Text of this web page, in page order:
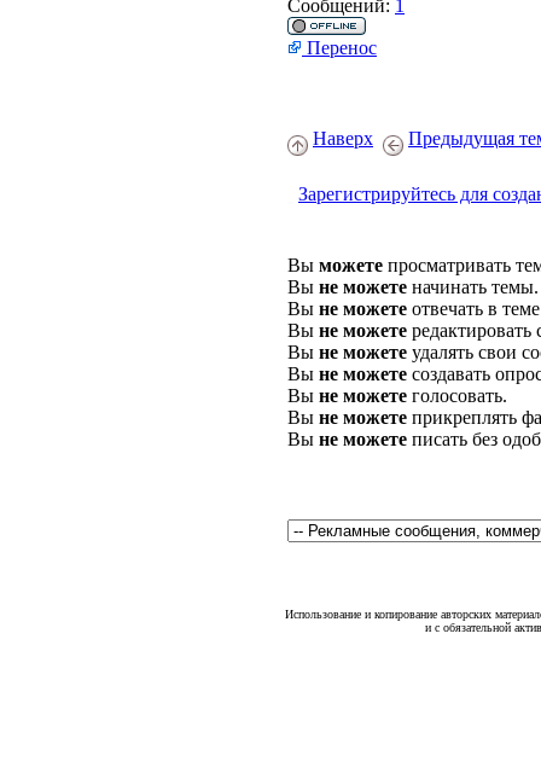
Сообщений: 1
Перенос
Наверх Предыдущая
Зарегистрируйтесь для
Вы можете просматривать
Вы не можете начинать темы.
Вы не можете отвечать в
Вы не можете
Вы не можете удалять свои
Вы не можете создавать
Вы не можете голосовать.
Вы не можете прикреплять
Вы не можете писать без
Использование и копирование авторских
и с обязательной